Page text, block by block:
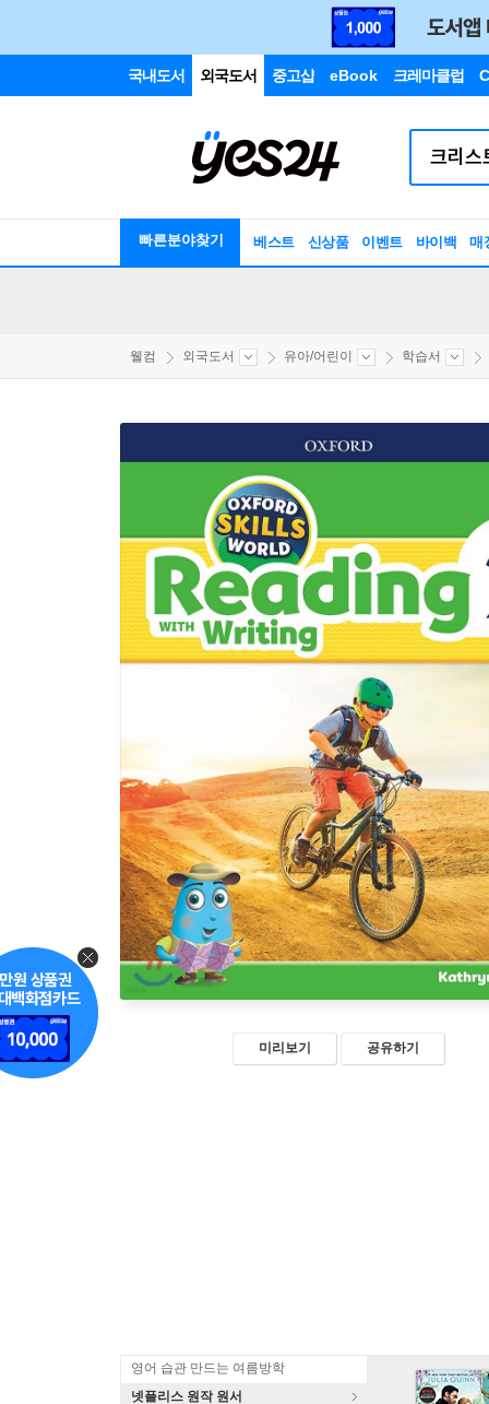
국내도서 외국도서 중고샵 eBook 크레마클럽
빠른분야찾기 베스트 신상품 이벤트 바이백 매
웰컴 외국도서 유아/어린이 학습서
미리보기 공유하기
영어 습관 만드는 여름방학
넷플리스 원작 원서